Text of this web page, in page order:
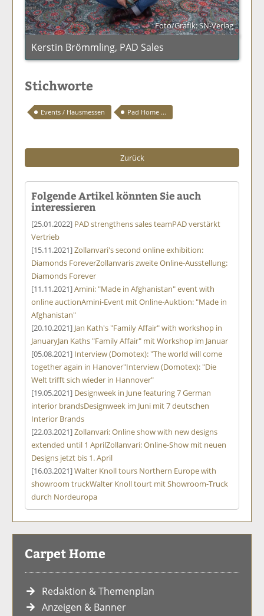
Foto/Grafik: SN-Verlag
Kerstin Brömmling, PAD Sales
Stichworte
Events / Hausmessen Pad Home ...
Zurück
Folgende Artikel könnten Sie auch
interessieren
[25.01.2022] PAD strengthens sales teamPAD verstärkt
Vertrieb
[15.11.2021]Zollanvari's second online exhibition:
Diamonds ForeverZollanvaris zweite Online-Ausstellung:
Diamonds Forever
[11.11.2021]Amini: "Made in Afghanistan" event with
online auctionAmini-Event mit Online-Auktion: "Made in
Afghanistan"
[20.10.2021] Jan Kath's "Family Affair" with workshop in
JanuaryJan Kaths "Family Affair" mit Workshop im Januar
[05.08.2021] Interview (Domotex): "The world will come
together again in Hanover"Interview (Domotex): "Die
Welt trifft sich wieder in Hannover"
[19.05.2021] Designweek in June featuring 7 German
interior brandsDesignweek im Juni mit 7 deutschen
Interior Brands
[22.03.2021]Zollanvari: Online show with new designs
extended until 1 AprilZollanvari: Online-Show mit neuen
Designs jetzt bis 1. April
[16.03.2021]Walter Knoll tours Northern Europe with
showroom truckWalter Knoll tourt mit Showroom-Truck
durch Nordeuropa
Carpet Home
Redaktion & Themenplan
Anzeigen & Banner